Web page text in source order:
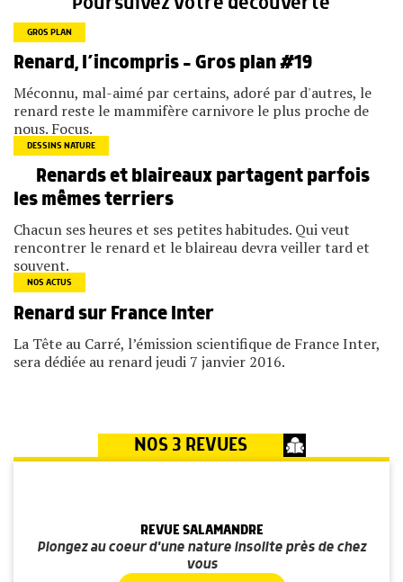
GROS PLAN
Renard, l’incompris – Gros plan #19
Méconnu, mal-aimé par certains, adoré par d'autres, le
renard reste le mammifère carnivore le plus proche de
nous. Focus.
DESSINS NATURE
Renards et blaireaux partagent parfois
les mêmes terriers
Chacun ses heures et ses petites habitudes. Qui veut
rencontrer le renard et le blaireau devra veiller tard et
souvent.
NOS ACTUS
Renard sur France Inter
La Tête au Carré, l’émission scientifique de France Inter,
sera dédiée au renard jeudi 7 janvier 2016.
NOS 3 REVUES
REVUE SALAMANDRE
Plongez au coeur d'une nature insolite près de chez
vous